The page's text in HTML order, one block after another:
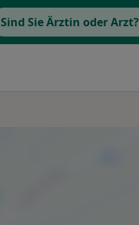
Sind Sie Ärztin oder Arzt?